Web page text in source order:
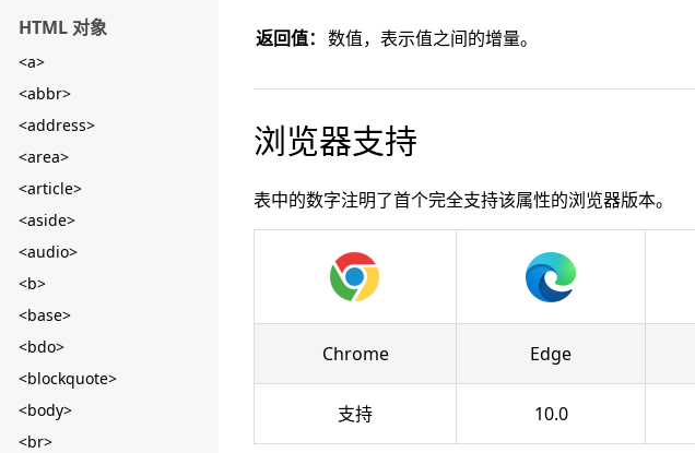
HTML 对象
<a>
<abbr>
<address>
<area>
<article>
<aside>
<audio>
<b>
<base>
<bdo>
<blockquote>
<body>
<br>
返回值： 数值，表示值之间的增量。
浏览器支持
表中的数字注明了首个完全支持该属性的浏览器版本。
Chrome Edge
支持 10.0